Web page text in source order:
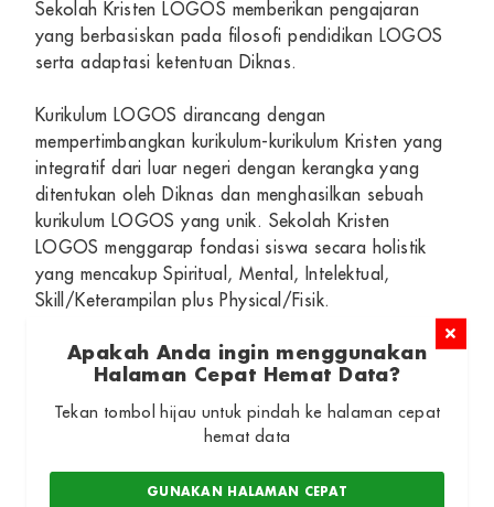
Apakah Anda ingin menggunakan
Halaman Cepat Hemat Data?
Tekan tombol hijau untuk pindah ke halaman cepat
hemat data
GUNAKAN HALAMAN CEPAT
Sekolah Kristen LOGOS memberikan pengajaran
yang berbasiskan pada filosofi pendidikan LOGOS
serta adaptasi ketentuan Diknas.
Kurikulum LOGOS dirancang dengan
mempertimbangkan kurikulum-kurikulum Kristen yang
integratif dari luar negeri dengan kerangka yang
ditentukan oleh Diknas dan menghasilkan sebuah
kurikulum LOGOS yang unik. Sekolah Kristen
LOGOS menggarap fondasi siswa secara holistik
yang mencakup Spiritual, Mental, Intelektual,
Skill/Keterampilan plus Physical/Fisik.
Kurikulum Berbasis Nilai serta Integrasi
Iman dan Ilmu
Kurikulum di Sekolah Kristen Logos didasarkan pada
prinsip-prinsip Alkitabiah. Materi pelajaran tidak
hanya fokus pada aspek akademik, tetapi juga